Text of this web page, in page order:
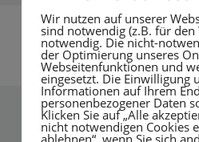
Wir nutzen auf unserer
sind notwendig (z.B. für
notwendig. Die nicht-
der Optimierung unseres
Webseitenfunktionen und
eingesetzt. Die Einwilligung
Informationen auf Ihrem
personenbezogener Daten
Klicken Sie auf „Alle
nicht notwendigen Cookies
ablehnen“, wenn Sie sich